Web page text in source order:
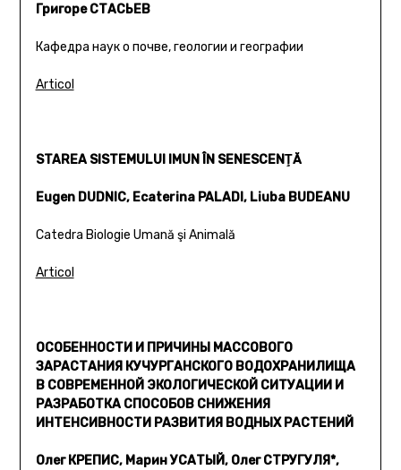
Григоре СТАСЬЕВ
Кафедра наук о почве, геологии и географии
Articol
STAREA SISTEMULUI IMUN ÎN SENESCENŢĂ
Eugen DUDNIC, Ecaterina PALADI, Liuba BUDEANU
Catedra Biologie Umană şi Animală
Articol
ОСОБЕННОСТИ И ПРИЧИНЫ МАССОВОГО
ЗАРАСТАНИЯ КУЧУРГАНСКОГО ВОДОХРАНИЛИЩА
В СОВРЕМЕННОЙ ЭКОЛОГИЧЕСКОЙ СИТУАЦИИ И
РАЗРАБОТКА СПОСОБОВ СНИЖЕНИЯ
ИНТЕНСИВНОСТИ РАЗВИТИЯ ВОДНЫХ РАСТЕНИЙ
Олег КРЕПИС, Марин УСАТЫЙ, Олег СТРУГУЛЯ*,